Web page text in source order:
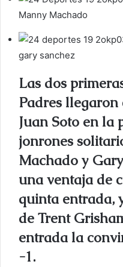
Manny Machado
gary sanchez
Las dos
Padres
Juan Soto en la
jonrones
Machado y
una ventaja de
quinta entrada,
de Trent
entrada la
-1.